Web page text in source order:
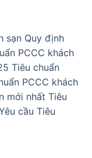
sạn Quy định
PCCC khách
Tiêu chuẩn
PCCC khách
mới nhất Tiêu
cầu Tiêu